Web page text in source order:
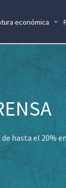
económica
de hasta el 20%